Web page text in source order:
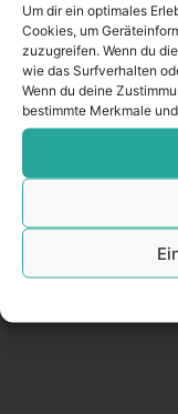
Um dir ein optimales
Cookies, um
zuzugreifen. Wenn du
wie das Surfverhalten
Wenn du deine
bestimmte Merkmale
aus der
– seit 2017.